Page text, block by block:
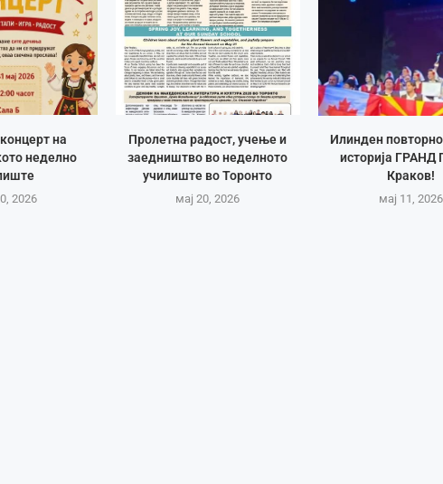
на
неделно
2026
Пролетна радост, учење и
заедништво во неделното
училиште во Торонто
мај 20, 2026
Илинден
историја ГРАНД
Краков!
мај 11, 2026